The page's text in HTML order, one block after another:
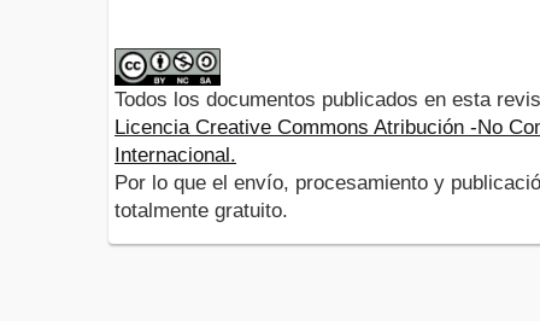
Todos los documentos publicados en esta
Licencia Creative Commons Atribución -No
Internacional.
Por lo que el envío, procesamiento y
totalmente gratuito.